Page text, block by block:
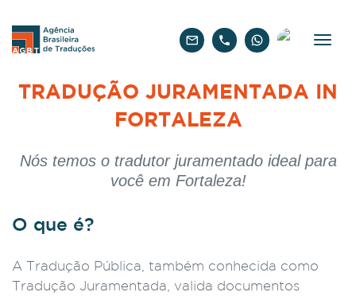
TRADUÇÃO JURAMENTADA IN
FORTALEZA
Nós temos o tradutor juramentado ideal para
você em Fortaleza!
O que é?
A Tradução Pública, também conhecida como
Tradução Juramentada, valida documentos